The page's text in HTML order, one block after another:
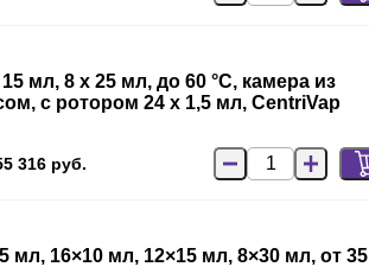
мл, 8 х 25 мл, до 60 °C, камера из
с ротором 24 х 1,5 мл, CentriVap
316 руб.
16×10 мл, 12×15 мл, 8×30 мл, от 35